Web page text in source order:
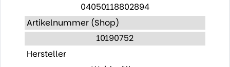
04050118802894
Artikelnummer (Shop)
10190752
Hersteller